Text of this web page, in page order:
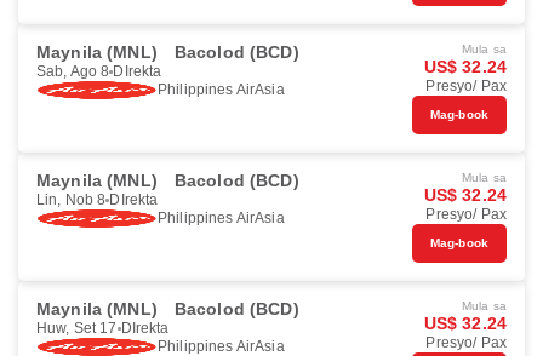
Maynila (MNL) Bacolod (BCD)
Sab, Ago 8 DIrekta
Philippines AirAsia
Mula sa
US$ 32.24
Presyo/ Pax
Mag-book
Maynila (MNL) Bacolod (BCD)
Lin, Nob 8 DIrekta
Philippines AirAsia
Mula sa
US$ 32.24
Presyo/ Pax
Mag-book
Maynila (MNL) Bacolod (BCD)
Huw, Set 17 DIrekta
Philippines AirAsia
Mula sa
US$ 32.24
Presyo/ Pax